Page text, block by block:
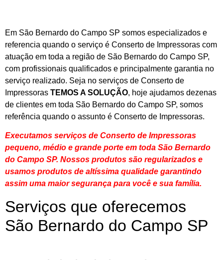
Em São Bernardo do Campo SP somos especializados e
referencia quando o serviço é Conserto de Impressoras com
atuação em toda a região de São Bernardo do Campo SP,
com profissionais qualificados e principalmente garantia no
serviço realizado. Seja no serviços de Conserto de
Impressoras TEMOS A SOLUÇÃO, hoje ajudamos dezenas
de clientes em toda São Bernardo do Campo SP, somos
referência quando o assunto é Conserto de Impressoras.
Executamos serviços de Conserto de Impressoras
pequeno, médio e grande porte em toda São Bernardo
do Campo SP. Nossos produtos são regularizados e
usamos produtos de altíssima qualidade garantindo
assim uma maior segurança para você e sua família.
Serviços que oferecemos
São Bernardo do Campo SP